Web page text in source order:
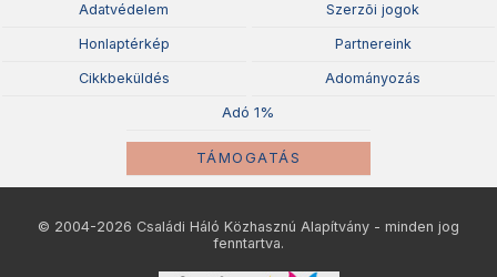
Adatvédelem Szerzõi jogok
Honlaptérkép Partnereink
Cikkbeküldés Adományozás
Adó 1%
TÁMOGATÁS
© 2004-2026 Családi Háló Közhasznú Alapítvány - minden jog
fenntartva.